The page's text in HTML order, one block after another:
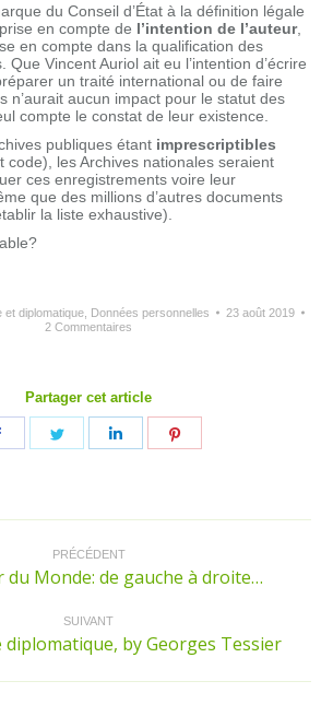
du Conseil d’État à la définition légale
en compte de l’intention de l’auteur,
en compte dans la qualification des
Que Vincent Auriol ait eu l’intention d’écrire
un traité international ou de faire
n’aurait aucun impact pour le statut des
compte le constat de leur existence.
publiques étant imprescriptibles
code), les Archives nationales seraient
ces enregistrements voire leur
que des millions d’autres documents
la liste exhaustive).
et diplomatique, Données personnelles
23 août 2019
2 Commentaires
Partager cet article
Partager Partager Partager
PRÉCÉDENT
Article
précédent
du Monde: de gauche à droite…
SUIVANT
Article
suivant
:
diplomatique, by Georges Tessier